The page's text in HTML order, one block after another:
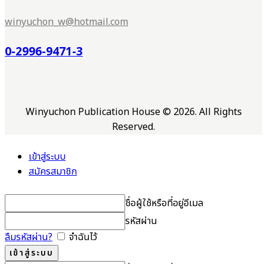
winyuchon_w@hotmail.com
0-2996-9471-3
Winyuchon Publication House © 2026. All Rights
Reserved.
เข้าสู่ระบบ
สมัครสมาชิก
ชื่อผู้ใช้หรือที่อยู่อีเมล
รหัสผ่าน
ลืมรหัสผ่าน?
จำฉันไว้